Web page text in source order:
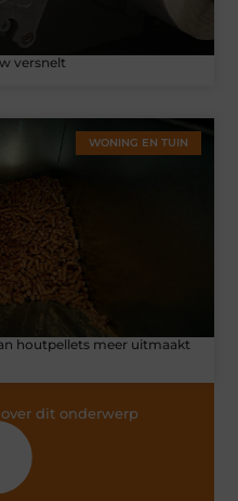
versnelt
WONING EN TUIN
houtpellets meer uitmaakt
dit onderwerp